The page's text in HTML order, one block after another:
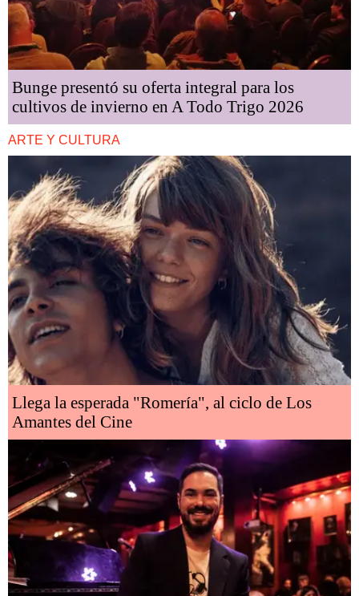
Bunge presentó su oferta integral para los
cultivos de invierno en A Todo Trigo 2026
ARTE Y CULTURA
Llega la esperada "Romería", al ciclo de Los
Amantes del Cine